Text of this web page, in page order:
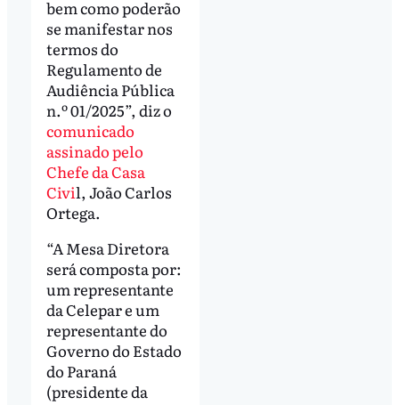
bem como poderão
se manifestar nos
termos do
Regulamento de
Audiência Pública
n.º 01/2025”, diz o
comunicado
assinado pelo
Chefe da Casa
Civil, João Carlos
Ortega.
“A Mesa Diretora
será composta por:
um representante
da Celepar e um
representante do
Governo do Estado
do Paraná
(presidente da